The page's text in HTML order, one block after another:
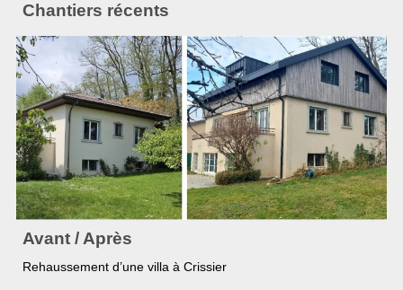
Chantiers récents
Avant / Après
Rehaussement d’une villa à Crissier